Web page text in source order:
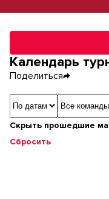
Навигация по
Календарь
Поделиться
СортировкаКоманда
Скрыть прошедшие
Сбросить